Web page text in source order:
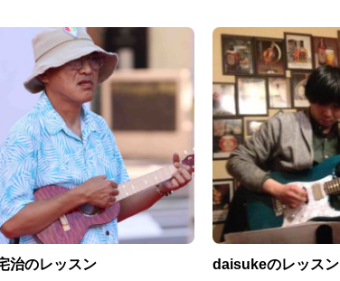
治のレッスン daisukeのレッスン